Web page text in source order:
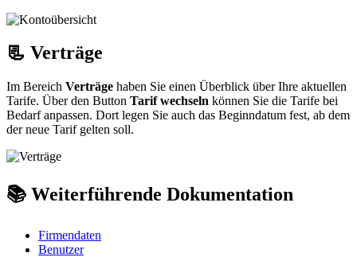
📃 Verträge
Im Bereich Verträge haben Sie einen Überblick über Ihre aktuellen
Tarife. Über den Button Tarif wechseln können Sie die Tarife bei
Bedarf anpassen. Dort legen Sie auch das Beginndatum fest, ab dem
der neue Tarif gelten soll.
📚 Weiterführende Dokumentation
Firmendaten
Benutzer